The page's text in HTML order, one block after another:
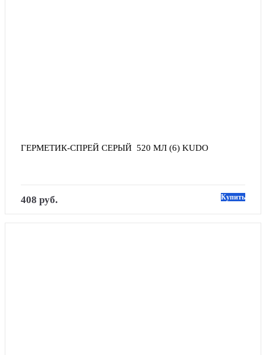
ГЕРМЕТИК-СПРЕЙ СЕРЫЙ  520 МЛ (6) KUDO
408 руб. Купить